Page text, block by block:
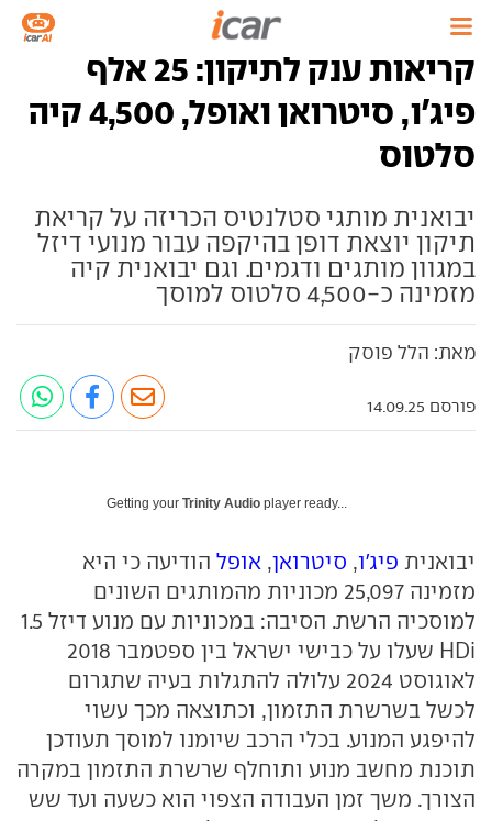
קריאות ענק לתיקון: 25 אלף
פיג'ו, סיטרואן ואופל, 4,500 קיה
סלטוס
יבואנית מותגי סטלנטיס הכריזה על קריאת
תיקון יוצאת דופן בהיקפה עבור מנועי דיזל
במגוון מותגים ודגמים. וגם יבואנית קיה
מזמינה כ-4,500 סלטוס למוסך
מאת: הלל פוסק
פורסם 14.09.25
Getting your Trinity Audio player ready...
יבואנית פיג'ו, סיטרואן, אופל הודיעה כי היא
מזמינה 25,097 מכוניות מהמותגים השונים
למוסכיה הרשת. הסיבה: במכוניות עם מנוע דיזל 1.5
HDi שעלו על כבישי ישראל בין ספטמבר 2018
לאוגוסט 2024 עלולה להתגלות בעיה שתגרום
לכשל בשרשרת התזמון, וכתוצאה מכך עשוי
להיפגע המנוע. בכלי הרכב שיומנו למוסך תעודכן
תוכנת מחשב מנוע ותוחלף שרשרת התזמון במקרה
הצורך. משך זמן העבודה הצפוי הוא כשעה ועד שש